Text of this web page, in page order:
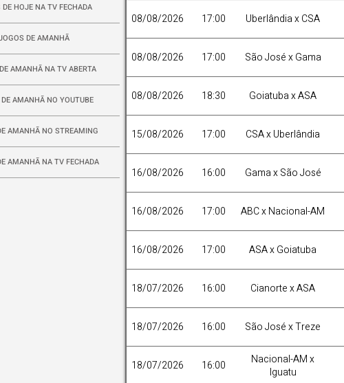
HOJE NA TV FECHADA
DE AMANHÃ
AMANHÃ NA TV ABERTA
AMANHÃ NO YOUTUBE
AMANHÃ NO STREAMING
AMANHÃ NA TV FECHADA
08/08/2026 17:00 Uberlândia x CSA
08/08/2026 17:00 São José x Gama
08/08/2026 18:30 Goiatuba x ASA
15/08/2026 17:00 CSA x Uberlândia
16/08/2026 16:00 Gama x São José
16/08/2026 17:00 ABC x Nacional-AM
16/08/2026 17:00 ASA x Goiatuba
18/07/2026 16:00 Cianorte x ASA
18/07/2026 16:00 São José x Treze
18/07/2026 16:00
Nacional-AM x
Iguatu